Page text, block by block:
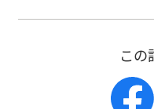
この